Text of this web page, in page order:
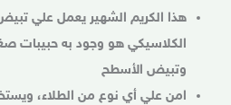
الكلاسيكي هو وجود به حبيبات
وتبيض الأسطح
امن علي أي نوع من الطلاء،